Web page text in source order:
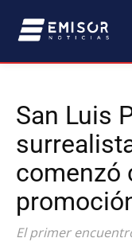
San Luis
comenzó
El primer